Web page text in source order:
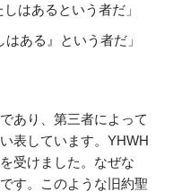
はあるという者だ」
ある』という者だ」
あり、第三者によって
表しています。YHWH
受けました。なぜな
す。このような旧約聖